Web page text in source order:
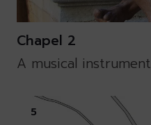
Chapel 2
A musical instrument
5